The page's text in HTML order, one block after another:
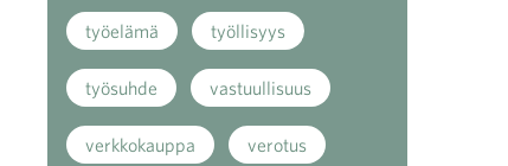
työelämä työllisyys
työsuhde vastuullisuus
verkkokauppa verotus